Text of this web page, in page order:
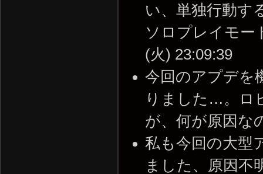
い、単独行動す
ソロプレイモー
(火) 23:09:39
今回のアプデを
りました…。ロ
が、何が原因な
私も今回の大型
ました、原因不